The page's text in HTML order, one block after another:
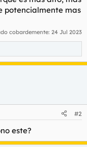
potencialmente mas
cobardemente: 24 Jul 2023
#2
este?